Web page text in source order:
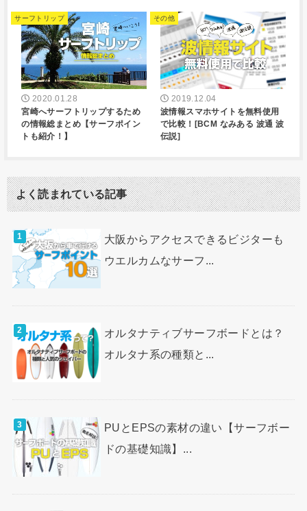
サーフトリップ
2020.01.28
宮崎へサーフトリップするため
の情報総まとめ【サーフポイン
トも紹介！】
その他
2019.12.04
波情報スマホサイトを無料使用
で比較！[BCM なみある 波通 波
伝説]
よく読まれている記事
大阪からアクセスできるビジターも
ウエルカムなサーフ...
オルタナティブサーフボードとは？
オルタナ系の種類と...
PUとEPSの素材の違い【サーフボー
ドの基礎知識】...